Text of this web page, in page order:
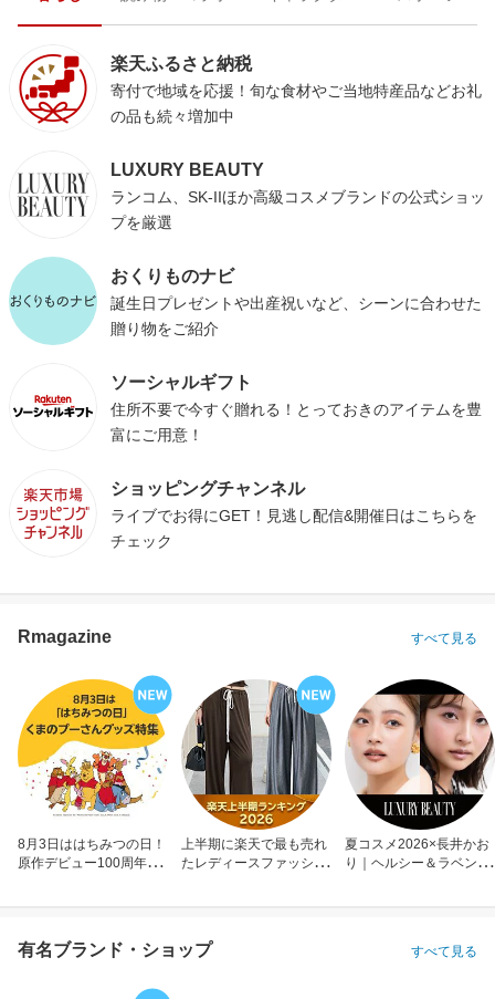
楽天ふるさと納税
寄付で地域を応援！旬な食材やご当地特産品などお礼
の品も続々増加中
LUXURY BEAUTY
ランコム、SK-IIほか高級コスメブランドの公式ショッ
プを厳選
おくりものナビ
誕生日プレゼントや出産祝いなど、シーンに合わせた
贈り物をご紹介
ソーシャルギフト
住所不要で今すぐ贈れる！とっておきのアイテムを豊
富にご用意！
ショッピングチャンネル
ライブでお得にGET！見逃し配信&開催日はこちらを
チェック
Rmagazine すべて見る
8月3日ははちみつの日！
原作デビュー100周年も
上半期に楽天で最も売れ
たレディースファッショ
夏コスメ2026×長井かお
り｜ヘルシー＆ラベンダ
有名ブランド・ショップ すべて見る